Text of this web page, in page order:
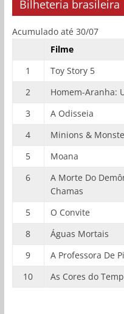
Bilheteria brasileira
Acumulado até 30/07
Filme
1
Toy Story 5
2
Homem-Aranha:
3
A Odisseia
4
Minions &
5
Moana
6
A Morte Do
Chamas
5 O Convite
8
Águas Mortais
9
A Professora De
10
As Cores do